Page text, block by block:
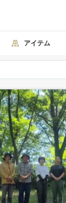
アイテム